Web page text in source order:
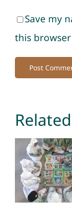
Save my
this